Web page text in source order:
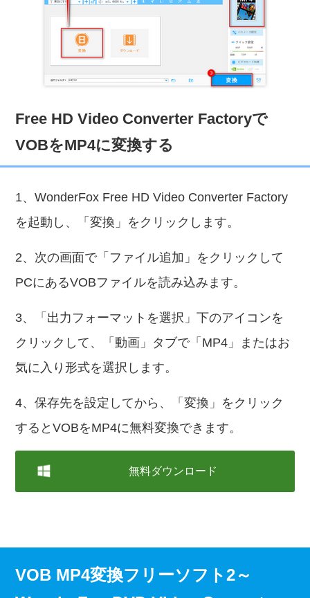
Free HD Video Converter Factoryで
VOBをMP4に変換する
1、WonderFox Free HD Video Converter Factory
を起動し、「変換」をクリックします。
2、次の画面で「ファイル追加」をクリックして
PCにあるVOBファイルを読み込みます。
3、「出力フォーマットを選択」下のアイコンを
クリックして、「動画」タブで「MP4」またはお
気に入り形式を選択します。
4、保存先を設定してから、「変換」をクリック
するとVOBをMP4に無料変換できます。
無料ダウンロード
VOB MP4変換フリーソフト2～